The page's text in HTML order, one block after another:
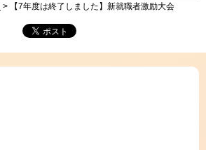
> 【7年度は終了しました】新就職者激励大会